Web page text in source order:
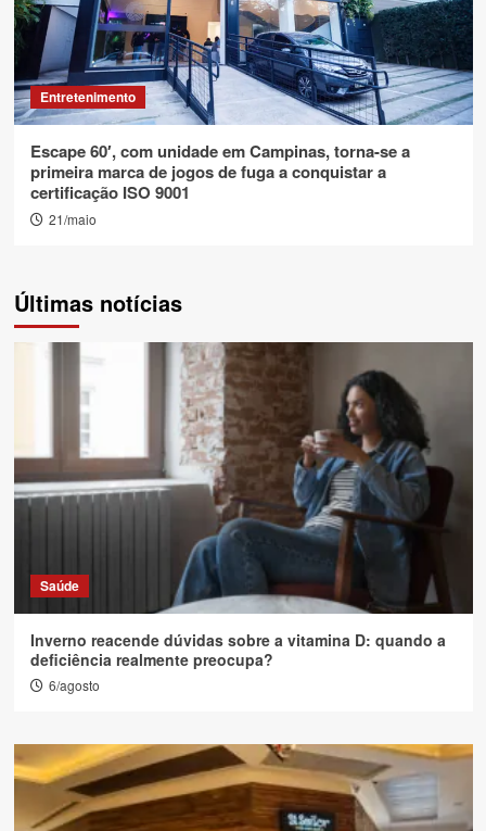
Entretenimento
Escape 60′, com unidade em Campinas, torna-se a
primeira marca de jogos de fuga a conquistar a
certificação ISO 9001
21/maio
Últimas notícias
Saúde
Inverno reacende dúvidas sobre a vitamina D: quando a
deficiência realmente preocupa?
6/agosto